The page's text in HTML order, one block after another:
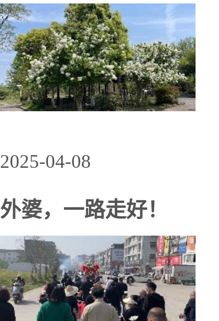
2025-04-08
外婆，一路走好！